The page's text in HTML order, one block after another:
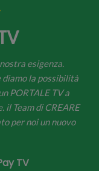
esigenza.
diamo la possibilità
PORTALE TV a
Team di CREARE
per noi un nuovo
TV